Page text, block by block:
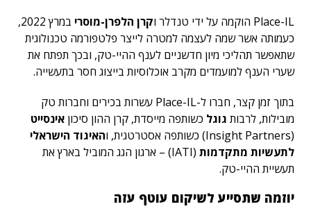
Place-IL הוקמה על ידי טנדלר ו
קרן הלפרן-מוסרי
במרץ 2022,
כעמותה אשר שמה לעצמה למטרה לייצר פלטפורמה טכנולוגית
שתאפשר תהליכי מיון חדשניים לענף ההיי-טק, ובכך תפתח את
שערי הענף למועמדים מקרב אוכלוסיות בייצוג חסר בתעשייה.
בתוך זמן קצר, חברו ל-Place-IL עשרות בכירים וחברות טק
מובילות, לרבות גוגל כשותפה מייסדת, קרן ההון סיכון אינסייט
(Insight Partners) כשותפה אסטרטגית, ו
האיגוד הישראלי
לתעשיות מתקדמות (IATI)
– ארגון הגג המוביל בארץ את
תעשיית ההיי-טק.
יוזמה שתסייע לשיקום עוטף עזה